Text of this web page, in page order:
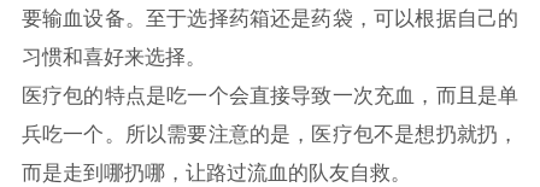
要输血设备。至于选择药箱还是药袋，可以根据自己的
习惯和喜好来选择。
医疗包的特点是吃一个会直接导致一次充血，而且是单
兵吃一个。所以需要注意的是，医疗包不是想扔就扔，
而是走到哪扔哪，让路过流血的队友自救。